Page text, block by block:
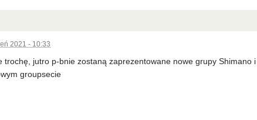
2021 - 10:33
trochę, jutro p-bnie zostaną zaprezentowane nowe grupy Shimano
groupsecie